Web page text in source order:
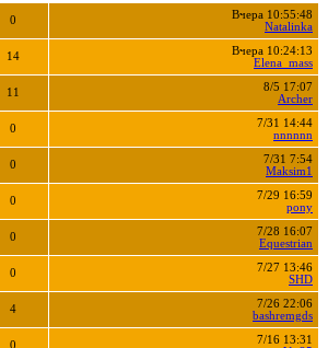
0
Вчера 10:55:48
Natalinka
14
Вчера 10:24:13
Elena_mass
11
8/5 17:07
Archer
0
7/31 14:44
nnnnnn
0
7/31 7:54
Maksim1
0
7/29 16:59
pony
0
7/28 16:07
Equestrian
0
7/27 13:46
SHD
4
7/26 22:06
bashremgds
0
7/16 13:31